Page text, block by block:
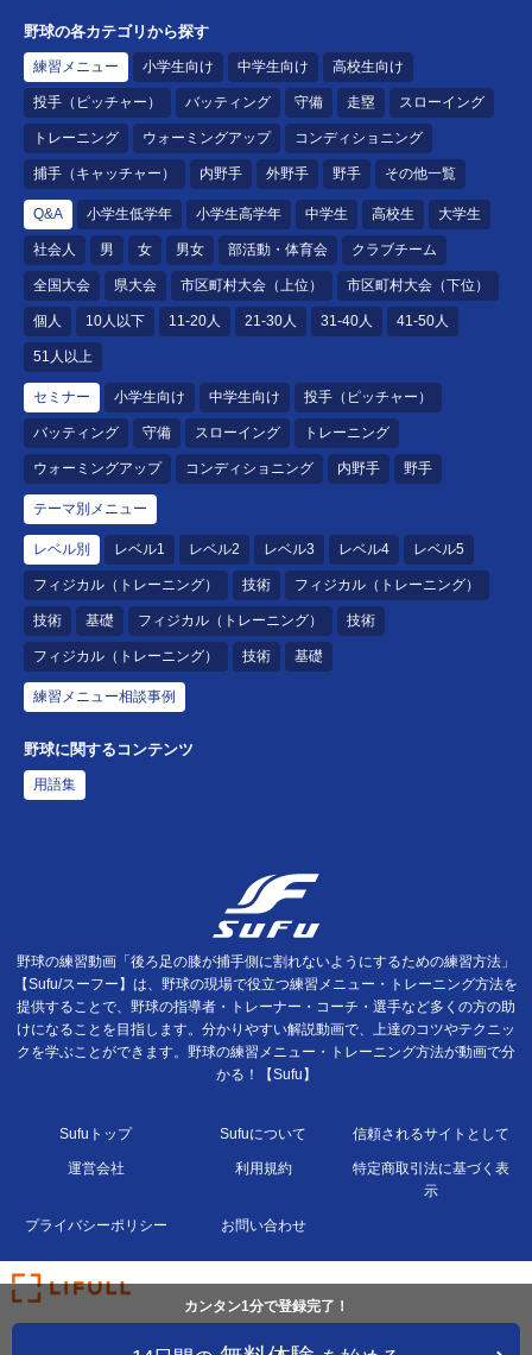
野球の各カテゴリから探す
練習メニュー 小学生向け 中学生向け 高校生向け
投手（ピッチャー） バッティング 守備 走塁 スローイング
トレーニング ウォーミングアップ コンディショニング
捕手（キャッチャー） 内野手 外野手 野手 その他一覧
Q&A 小学生低学年 小学生高学年 中学生 高校生 大学生
社会人 男 女 男女 部活動・体育会 クラブチーム
全国大会 県大会 市区町村大会（上位） 市区町村大会（下位）
個人 10人以下 11-20人 21-30人 31-40人 41-50人
51人以上
セミナー 小学生向け 中学生向け 投手（ピッチャー）
バッティング 守備 スローイング トレーニング
ウォーミングアップ コンディショニング 内野手 野手
テーマ別メニュー
レベル別 レベル1 レベル2 レベル3 レベル4 レベル5
フィジカル（トレーニング） 技術 フィジカル（トレーニング）
技術 基礎 フィジカル（トレーニング） 技術
フィジカル（トレーニング） 技術 基礎
練習メニュー相談事例
野球に関するコンテンツ
用語集
カンタン1分で登録完了！
野球の練習動画「後ろ足の膝が捕手側に割れないようにするための練習方法」
【Sufu/スーフー】は、野球の現場で役立つ練習メニュー・トレーニング方法を
提供することで、野球の指導者・トレーナー・コーチ・選手など多くの方の助
けになることを目指します。分かりやすい解説動画で、上達のコツやテクニッ
クを学ぶことができます。野球の練習メニュー・トレーニング方法が動画で分
かる！【Sufu】
Sufuトップ Sufuについて 信頼されるサイトとして
運営会社 利用規約
特定商取引法に基づく表
示
プライバシーポリシー お問い合わせ